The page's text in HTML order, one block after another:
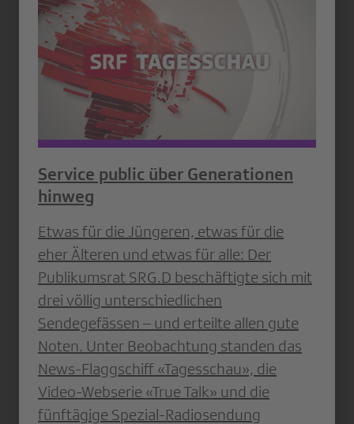
Service public über Generationen
hinweg
Etwas für die Jüngeren, etwas für die
eher Älteren und etwas für alle: Der
Publikumsrat SRG.D beschäftigte sich mit
drei völlig unterschiedlichen
Sendegefässen – und erteilte allen gute
Noten. Unter Beobachtung standen das
News-Flaggschiff «Tagesschau», die
Video-Webserie «True Talk» und die
fünftägige Spezial-Radiosendung